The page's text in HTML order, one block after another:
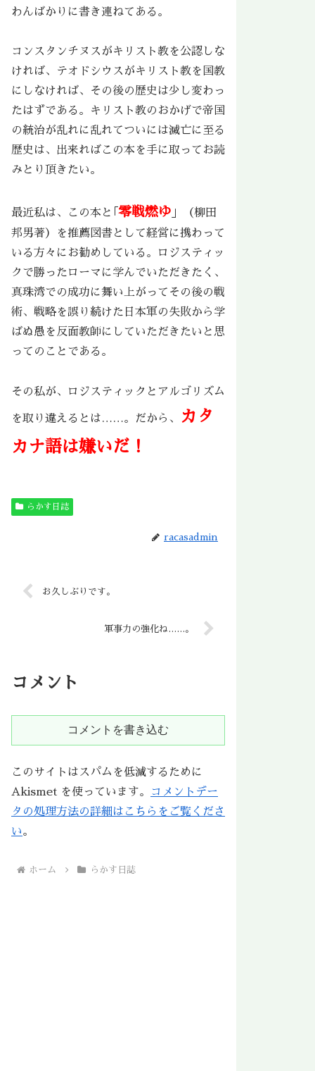
わんばかりに書き連ねてある。
コンスタンチヌスがキリスト教を公認しな
ければ、テオドシウスがキリスト教を国教
にしなければ、その後の歴史は少し変わっ
たはずである。キリスト教のおかげで帝国
の統治が乱れに乱れてついには滅亡に至る
歴史は、出来ればこの本を手に取ってお読
みとり頂きたい。
最近私は、この本と｢ 零戦燃ゆ 」（柳田
邦男著）を推薦図書として経営に携わって
いる方々にお勧めしている。ロジスティッ
クで勝ったローマに学んでいただきたく、
真珠湾での成功に舞い上がってその後の戦
術、戦略を誤り続けた日本軍の失敗から学
ばぬ愚を反面教師にしていただきたいと思
ってのことである。
その私が、ロジスティックとアルゴリズム
を取り違えるとは……。だから、
カタ
カナ語は嫌いだ！
らかす日誌
racasadmin
お久しぶりです。
軍事力の強化ね……。
コメント
コメントを書き込む
このサイトはスパムを低減するために
Akismet を使っています。
コメントデー
タの処理方法の詳細はこちらをご覧くださ
い。
ホーム らかす日誌